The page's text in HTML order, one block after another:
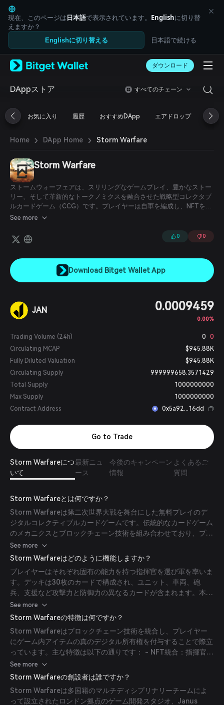
English
日本語
Tiếng Việt
Русский
Español (Latinoamérica)
Italiano
Deutsch
繁體中文
Português (Portugal)
ภาษาไทย
العربية
हिन्दी
বাংলা
Español
Português (Brasil)
Español (Argentina)
現在、このページは日本語で表示されています。 Englishに切り替
えますか？
Englishに切り替える 日本語で続ける
ダウンロード
DAppストア すべてのチェーン
お気に入り 履歴 おすすめDApp エアドロップ DeFi
Home › DApp Home › Storm Warfare
Storm Warfare
ストームウォーフェアは、スリリングなゲームプレイ、豊かなストー
リー、そして革新的なトークノミクスを融合させた戦略型コレクタブ
ルカードゲーム（CCG）です。プレイヤーは自軍を編成し、NFTを収
集・取引しながら、壮大な第二次世界大戦の戦線で他のプレイヤーと
出すことも可能で、ダイナミックかつ利益性の高いゲーム内経済を実
現しています。
See more
0 0
Download Bitget Wallet App
JAN 0.0009459
0.00%
Trading Volume (24h) 0
0
Circulating MCAP
$945.88K
Fully Diluted Valuation
$945.88K
Circulating Supply
999999658.3571429
Total Supply
1000000000
Max Supply
1000000000
Contract Address
0x5a92...16dd
Go to Trade
Storm Warfareにつ
いて
最新ニュ
ース
今後のキャンペーン
情報
よくあるご
質問
Storm Warfareとは何ですか？
Storm Warfareは第二次世界大戦を舞台にした無料プレイのデ
ジタルコレクティブルカードゲームです。伝統的なカードゲーム
のメカニクスとブロックチェーン技術を組み合わせており、プレ
イヤーはNFTとしてゲーム内資産を所有、取引、強化できます。
本作は歴史的な軍隊を指揮し、戦略的な作戦を実行する没入型体
験を提供することを目指しています。
See more
Storm Warfareはどのように機能しますか？
プレイヤーはそれぞれ固有の能力を持つ指揮官を選び軍を率いま
す。デッキは30枚のカードで構成され、ユニット、車両、砲
兵、支援など攻撃力と防御力の異なるカードが含まれます。本ゲ
ームはブロックチェーンを利用してゲーム内アイテムの真の所有
権を提供し、プレイヤーは資産を取引・販売できます。
See more
Storm Warfareの特徴は何ですか？
Storm Warfareはブロックチェーン技術を統合し、プレイヤー
にゲーム内アイテムの真のデジタル所有権を付与することで際立
っています。主な特徴は以下の通りです： - NFT統合：指揮官、
戦闘ボード、カードの裏面はNFTとして表現され、プレイヤーは
ユニークなゲーム内資産を所有、取引、販売できます。 - プレイ
＆アーンモデル：プレイヤーはリーダーボードランキング、トー
ナメント優勝、NFTの貸出し、資産取引、トークンのステーキン
See more
Storm Warfareの創設者は誰ですか？
Storm Warfareは多国籍のマルチディシプリナリーチームによ
って設立されたロンドン拠点のゲーム開発スタジオ、Janus